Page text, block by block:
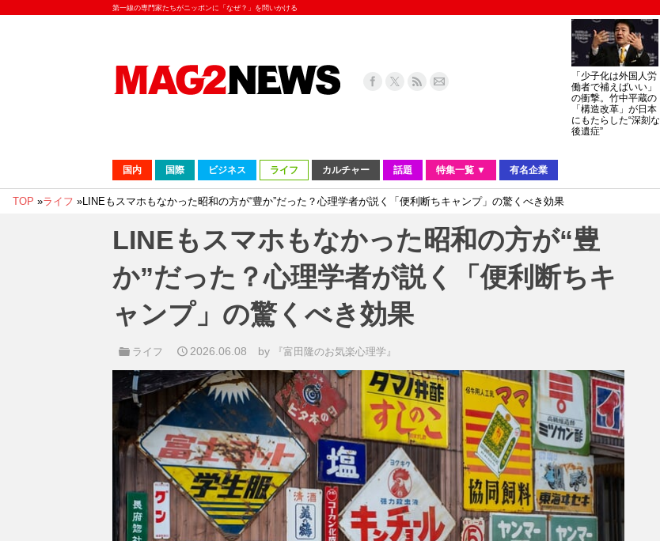
第一線の専門家たちがニッポンに「なぜ？」を問いかける
「少子化は外国人労
働者で補えばいい」
の衝撃。竹中平蔵の
「構造改革」が日本
にもたらした“深刻な
後遺症”
国内 国際 ビジネス ライフ カルチャー 話題 特集一覧 ▼ 有名企業
TOP »ライフ »LINEもスマホもなかった昭和の方が“豊か”だった？心理学者が説く「便利断ちキャンプ」の驚くべき効果
LINEもスマホもなかった昭和の方が“豊
か”だった？心理学者が説く「便利断ちキ
ャンプ」の驚くべき効果
ライフ 2026.06.08 by 『富田隆のお気楽心理学』